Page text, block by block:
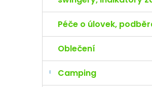
Péče o úlovek,
Oblečení
Camping